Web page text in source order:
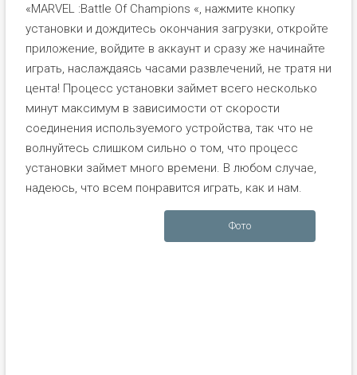
«MARVEL :Battle Of Champions «, нажмите кнопку
установки и дождитесь окончания загрузки, откройте
приложение, войдите в аккаунт и сразу же начинайте
играть, наслаждаясь часами развлечений, не тратя ни
цента! Процесс установки займет всего несколько
минут максимум в зависимости от скорости
соединения используемого устройства, так что не
волнуйтесь слишком сильно о том, что процесс
установки займет много времени. В любом случае,
надеюсь, что всем понравится играть, как и нам.
Фото